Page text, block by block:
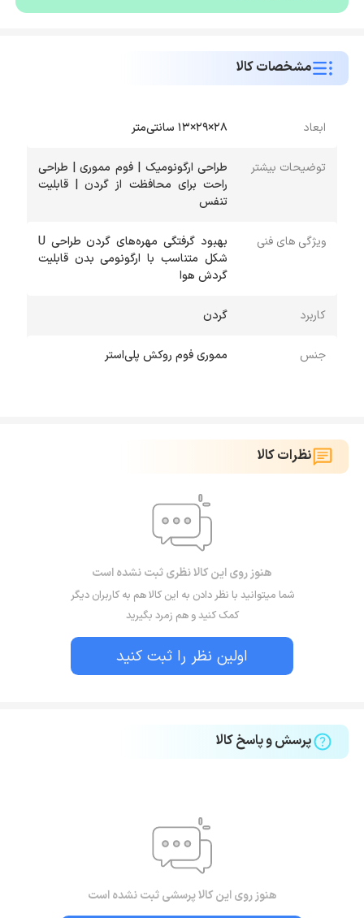
مشخصات کالا
ابعاد ۲۸×۲۹×۱۳ سانتی‌متر
توضیحات بیشتر
طراحی ارگونومیک | فوم مموری | طراحی
راحت برای محافظت از گردن | قابلیت
تنفس
ویژگی های فنی
بهبود گرفتگی مهره‌های گردن طراحی U
شکل متناسب با ارگونومی بدن قابلیت
گردش هوا
کاربرد گردن
جنس مموری فوم روکش پلی‌استر
نظرات کالا
هنوز روی این کالا نظری ثبت نشده است
شما میتوانید با نظر دادن به این کالا هم به کاربران دیگر
کمک کنید و هم زمرد بگیرید
اولین نظر را ثبت کنید
پرسش و پاسخ کالا
هنوز روی این کالا پرسشی ثبت نشده است